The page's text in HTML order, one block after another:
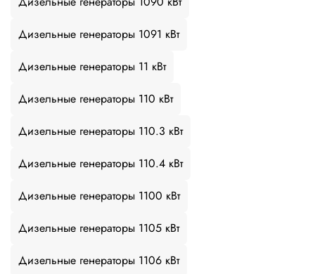
Дизельные генераторы 1091 кВт
Дизельные генераторы 11 кВт
Дизельные генераторы 110 кВт
Дизельные генераторы 110.3 кВт
Дизельные генераторы 110.4 кВт
Дизельные генераторы 1100 кВт
Дизельные генераторы 1105 кВт
Дизельные генераторы 1106 кВт